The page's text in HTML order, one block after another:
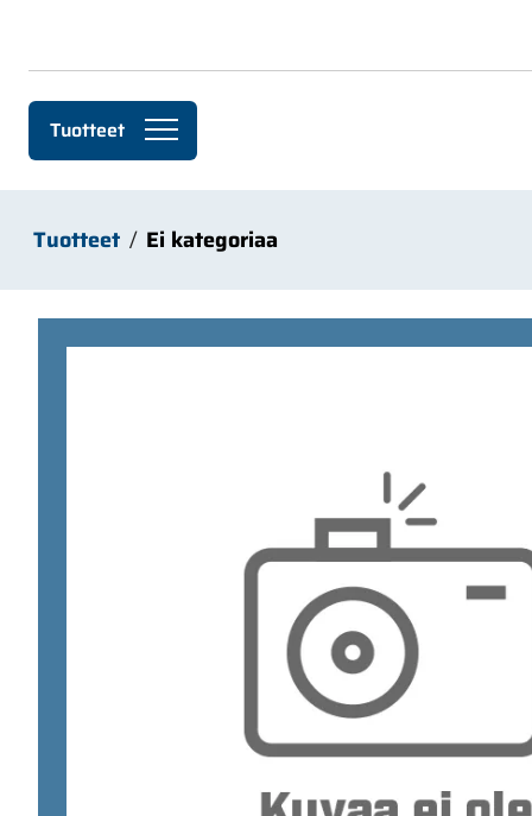
Tuotteet
Tuotteet Ei kategoriaa
Ohita kuvat